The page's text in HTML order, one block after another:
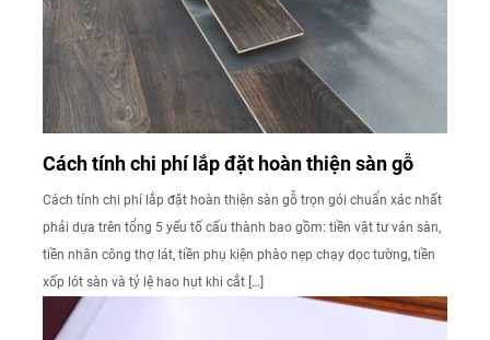
Cách tính chi phí lắp đặt hoàn thiện sàn gỗ
Cách tính chi phí lắp đặt hoàn thiện sàn gỗ trọn gói chuẩn xác nhất
phải dựa trên tổng 5 yếu tố cấu thành bao gồm: tiền vật tư ván sàn,
tiền nhân công thợ lát, tiền phụ kiện phào nẹp chạy dọc tường, tiền
xốp lót sàn và tỷ lệ hao hụt khi cắt […]